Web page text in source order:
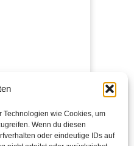
Technologien wie Cookies, um
Wenn du diesen
oder eindeutige IDs auf